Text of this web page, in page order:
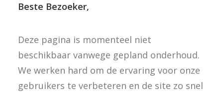
FACEBOOK
0165 – 563708
Beste Bezoeker,
Deze pagina is momenteel niet
beschikbaar vanwege gepland onderhoud.
We werken hard om de ervaring voor onze
gebruikers te verbeteren en de site zo snel